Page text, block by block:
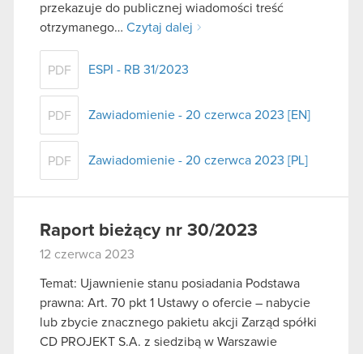
przekazuje do publicznej wiadomości treść
otrzymanego… Czytaj dalej
PDF ESPI - RB 31/2023
PDF Zawiadomienie - 20 czerwca 2023 [EN]
PDF Zawiadomienie - 20 czerwca 2023 [PL]
Raport bieżący nr 30/2023
12 czerwca 2023
Temat: Ujawnienie stanu posiadania Podstawa
prawna: Art. 70 pkt 1 Ustawy o ofercie – nabycie
lub zbycie znacznego pakietu akcji Zarząd spółki
CD PROJEKT S.A. z siedzibą w Warszawie